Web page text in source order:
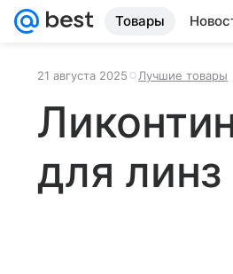
Товары
21 августа 2025 Лучшие товары
для линз